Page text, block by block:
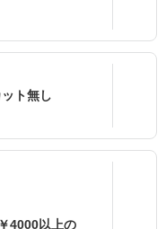
ト無し
4000以上の